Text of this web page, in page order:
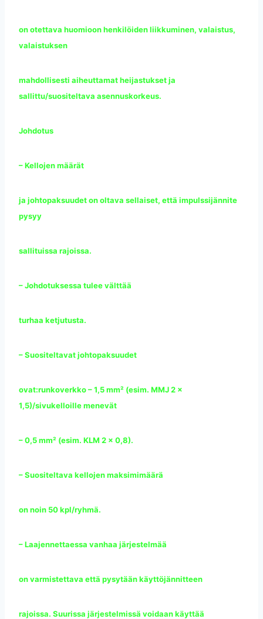
on otettava huomioon henkilöiden liikkuminen, valaistus,
valaistuksen
mahdollisesti aiheuttamat heijastukset ja
sallittu/suositeltava asennuskorkeus.
Johdotus
– Kellojen määrät
ja johtopaksuudet on oltava sellaiset, että impulssijännite
pysyy
sallituissa rajoissa.
– Johdotuksessa tulee välttää
turhaa ketjutusta.
– Suositeltavat johtopaksuudet
ovat:runkoverkko – 1,5 mm² (esim. MMJ 2 x
1,5)/sivukelloille menevät
– 0,5 mm² (esim. KLM 2 x 0,8).
– Suositeltava kellojen maksimimäärä
on noin 50 kpl/ryhmä.
– Laajennettaessa vanhaa järjestelmää
on varmistettava että pysytään käyttöjännitteen
rajoissa. Suurissa järjestelmissä voidaan käyttää